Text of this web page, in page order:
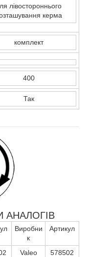
лівостороннього
керма
комплект
400
Так
АНАЛОГІВ
Виробни
к
Артикул
Valeo 578502